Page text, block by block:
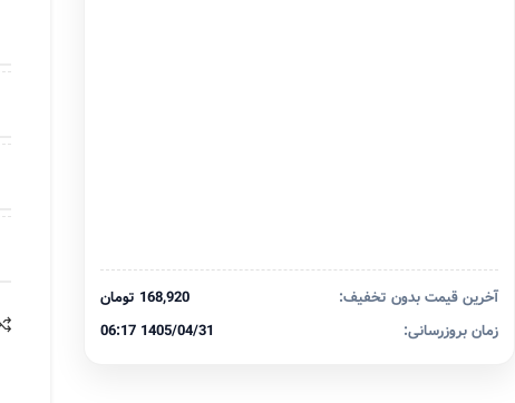
آخرین قیمت بدون تخفیف:
168,920 تومان
زمان بروزرسانی:
1405/04/31 06:17